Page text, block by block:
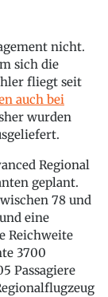
nicht.
sich die
fliegt seit
auch bei
wurden
Regional
geplant.
78 und
eine
Reichweite
3700
Passagiere